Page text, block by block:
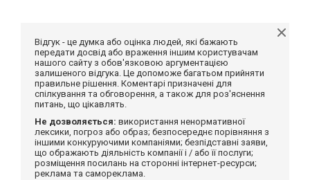
Відгук - це думка або оцінка людей, які бажають
передати досвід або враження іншим користувачам
нашого сайту з обов'язковою аргументацією
залишеного відгука. Це допоможе багатьом прийняти
правильне рішення. Коментарі призначені для
спілкування та обговорення, а також для роз'яснення
питань, що цікавлять.
Не дозволяється: використання ненормативної
лексики, погроз або образ; безпосереднє порівняння з
іншими конкуруючими компаніями; безпідставні заяви,
що ображають діяльність компанії і / або її послуги;
розміщення посилань на сторонні інтернет-ресурси;
реклама та самореклама.